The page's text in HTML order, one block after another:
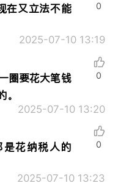
在又立法不能
2025-07-10 13:19
0
圈要花大笔钱
2025-07-10 13:20
0
花纳税人的
2025-07-10 13:23
0